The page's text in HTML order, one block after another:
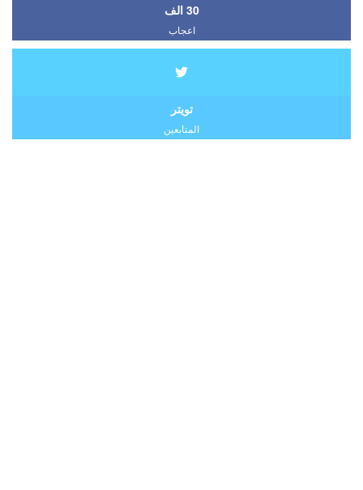
30 الف
اعجاب
تويتر
المتابعين